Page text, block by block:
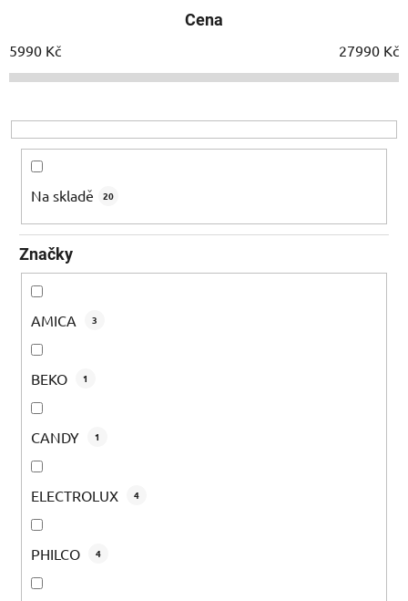
í
p
o
d
ů
Cena
5990 Kč 27990 Kč
Na skladě 20
Značky
AMICA 3
BEKO 1
CANDY 1
ELECTROLUX 4
PHILCO 4